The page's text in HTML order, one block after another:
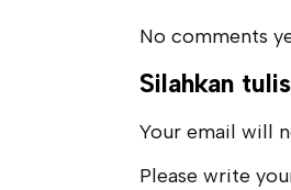
No comments
Silahkan
Your email will
Please write